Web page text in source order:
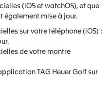
(iOS et watchOS), et que
également mise à jour.
sur votre téléphone (iOS) :
de votre montre
TAG Heuer Golf sur